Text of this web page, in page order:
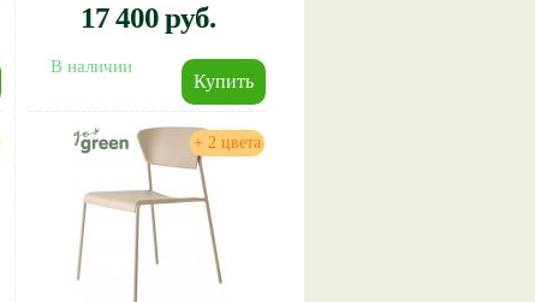
17 400 руб.
В наличии
+ 2 цвета